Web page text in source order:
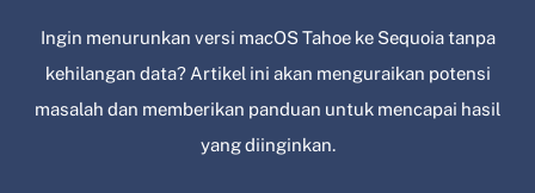
Ingin menurunkan versi macOS Tahoe ke Sequoia tanpa
kehilangan data? Artikel ini akan menguraikan potensi
masalah dan memberikan panduan untuk mencapai hasil
yang diinginkan.